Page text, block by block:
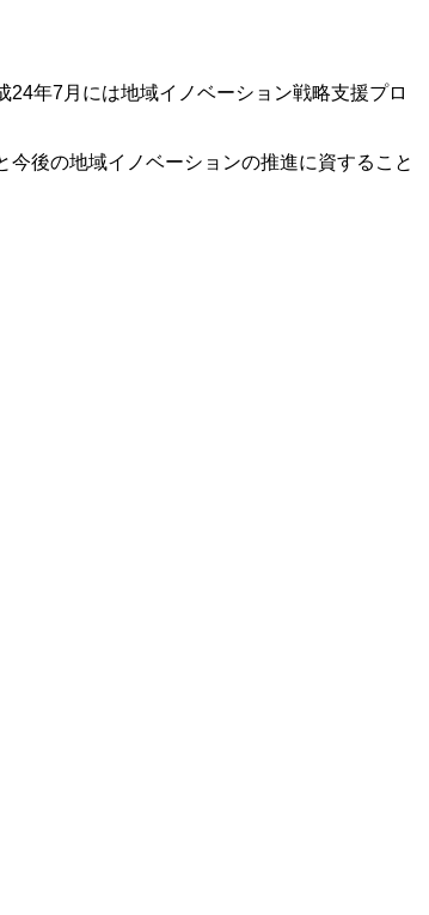
年7月には地域イノベーション戦略支援プロ
後の地域イノベーションの推進に資すること